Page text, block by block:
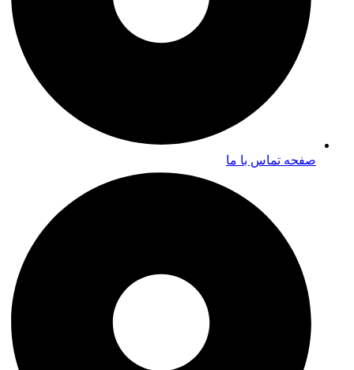
صفحه تماس با ما